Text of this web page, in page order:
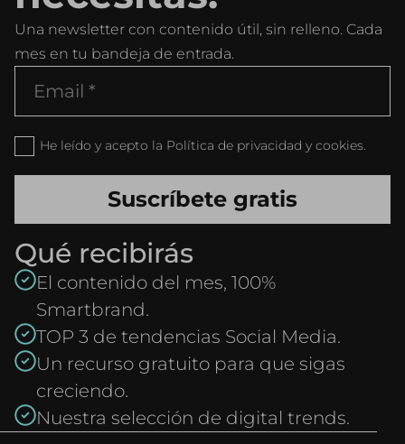
Una newsletter con contenido útil, sin relleno. Cada
mes en tu bandeja de entrada.
He leído y acepto la Política de privacidad y cookies.
Qué recibirás
El contenido del mes, 100%
Smartbrand.
TOP 3 de tendencias Social Media.
Un recurso gratuito para que sigas
creciendo.
Nuestra selección de digital trends.